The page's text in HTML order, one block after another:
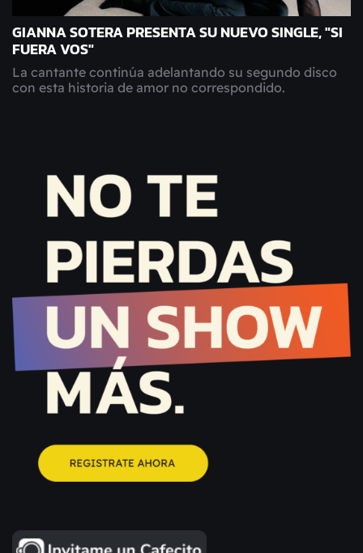
GIANNA SOTERA PRESENTA SU NUEVO SINGLE, "SI
FUERA VOS"
La cantante continúa adelantando su segundo disco
con esta historia de amor no correspondido.